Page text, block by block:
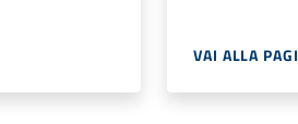
VAI ALLA